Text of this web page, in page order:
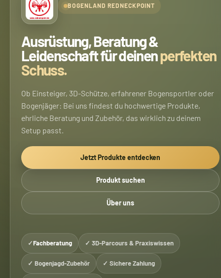
BOGENLAND REDNECKPOINT
Ausrüstung, Beratung &
Leidenschaft für deinenperfekten
Schuss.
Ob Einsteiger, 3D-Schütze, erfahrener Bogensportler oder
Bogenjäger: Bei uns findest du hochwertige Produkte,
ehrliche Beratung und Zubehör, das wirklich zu deinem
Setup passt.
Jetzt Produkte entdecken
Produkt suchen
Über uns
✓Fachberatung ✓ 3D-Parcours & Praxiswissen
✓ Bogenjagd-Zubehör ✓ Sichere Zahlung